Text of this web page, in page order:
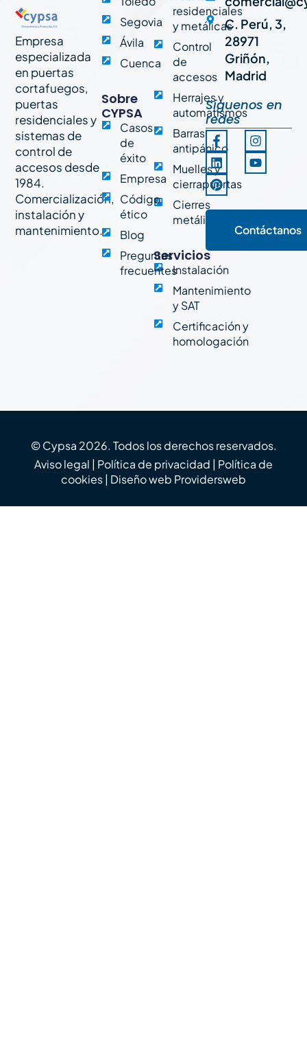
Empresa
especializada
en puertas
cortafuegos,
puertas
residenciales y
sistemas de
control de
accesos desde
1984.
Comercialización,
instalación y
mantenimiento.
residenciales
y metálicas
Control
de
accesos
Herrajes y
automatismos
Barras
antipánico
Muelles y
cierrapuertas
Cierres
metálicos
Servicios
Instalación
Mantenimiento
y SAT
Certificación y
homologación
Segovia
Ávila
Cuenca
Sobre
CYPSA
Casos
de
éxito
Empresa
Código
ético
Blog
Preguntas
frecuentes
C. Perú, 3,
28971
Griñón,
Madrid
Síguenos en
redes
F
a
c
e
b
o
o
I
n
s
t
r
m
L
i
n
k
e
d
i
Y
o
u
t
e
P
i
n
t
e
r
e
Contáctanos
© Cypsa 2026. Todos los derechos reservados.
Aviso legal | Política de privacidad | Política de
cookies| Diseño web Providersweb